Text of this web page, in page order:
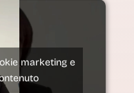
marketing e